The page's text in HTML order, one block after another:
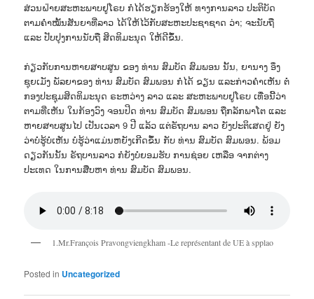
ສ່ວນຝ່າຍສະຫະພາບຢູໂຣບ ກໍໄດ້ຮຽກຮ້ອງໃຫ້ ທາງການລາວ ປະຕິບັດ
ຕາມຄຳໝັ້ນສັນຍາທີ່ລາວ ໄດ້ໃຫ້ໄວ້ກັບສະຫະປະຊາຊາດ ວ່າ; ຈະນັບຖື
ແລະ ປັບປຸງການນັບຖື ສິດທິມະນຸດ ໃຫ້ດີຂຶ້ນ.
ກ່ຽວກັບການຫາຍສາບສູນ ຂອງ ທ່ານ ສົມບັດ ສົມພອນ ນັ້ນ, ຍານາງ ອຶງ
ຊຸຍເມັງ ພັລຍາຂອງ ທ່ານ ສົມບັດ ສົມພອນ ກໍໄດ້ ຂຽນ ແລະກ່າວຄຳເຫັນ ຕໍ່
ກອງປະຊຸມສິດທິມະນຸດ ຣະຫວ່າງ ລາວ ແລະ ສະຫະພາບຢູໂຣບ ເທື່ອນີ້ວ່າ
ຕາມທີ່ເຫັນ ໃນກ້ອງວົງ ຈອນປິດ ທ່ານ ສົມບັດ ສົມພອນ ຖືກລັກພາໂຕ ແລະ
ຫາຍສາບສູນໄປ ເປັນເວລາ 9 ປີ ແລ້ວ ແຕ່ຣັຖບານ ລາວ ຍັງປະຕິເສດຢູ່ ຍັງ
ວ່າບໍ່ຮູ້ບໍ່ເຫັນ ບໍ່ຮູ້ວ່າແມ່ນຫຍັງເກີດຂຶ້ນ ກັບ ທ່ານ ສົມບັດ ສົມພອນ. ພ້ອມ
ດຽວກັນນັ້ນ ຣັຖບານລາວ ກໍຍັງບໍ່ຍອມຮັບ ການຊ່ອຍ ເຫລືອ ຈາກຕ່າງ
ປະເທດ ໃນການສືບຫາ ທ່ານ ສົມບັດ ສົມພອນ.
1.Mr.François Pravongviengkham -Le représentant de UE à spplao
Posted in Uncategorized